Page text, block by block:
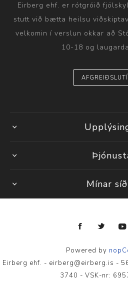
Eirberg ehf. er rótgróið
stutt við bætta heilsu
velkomin í verslun okkar að
10-18 og
Mínar
Powered by
Eirberg ehf. - eirberg@eirberg.is -
3740 - VSK-nr: